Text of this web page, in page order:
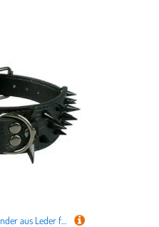
TPIONEER Hundehalsbänder aus Leder für Pitbull, Bulldogge, große Hunde, verstellbar, für mittelgroße und große Hunde, Boxer, SML, XL